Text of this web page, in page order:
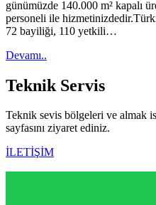
günümüzde 140.000 m² kapalı
personeli ile
72 bayiliği, 110 yetkili…
Devamı..
Teknik Servis
Teknik sevis bölgeleri ve almak
sayfasını ziyaret ediniz.
İLETİŞİM